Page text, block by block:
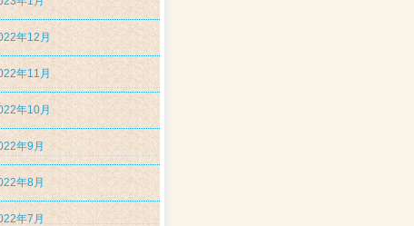
年12月
年11月
年10月
年9月
年8月
年7月